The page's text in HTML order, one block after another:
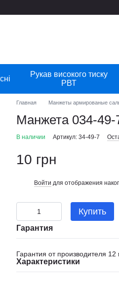
Рукав високого тиску
РВТ
Главная Манжеты армированые
Манжета 034-49-
В наличии Артикул: 34-49-7
10 грн
Войти для отображения
Купить
Гарантия
Гарантия от производителя
Характеристики